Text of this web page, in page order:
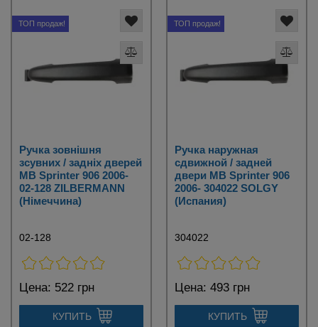
ТОП продаж!
Ручка зовнішня
зсувних / задніх дверей
MB Sprinter 906 2006-
02-128 ZILBERMANN
(Німеччина)
02-128
Цена: 522 грн
КУПИТЬ
ТОП продаж!
Ручка наружная
сдвижной / задней
двери MB Sprinter 906
2006- 304022 SOLGY
(Испания)
304022
Цена: 493 грн
КУПИТЬ